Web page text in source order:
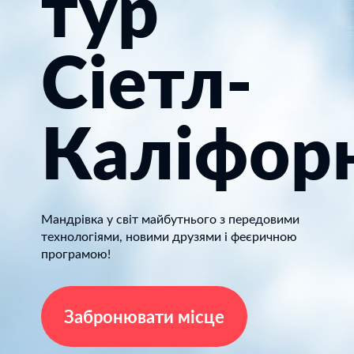
Сіетл-
Мандрівка у світ майбутнього з передовими
технологіями, новими друзями і феєричною
програмою!
Забронювати місце